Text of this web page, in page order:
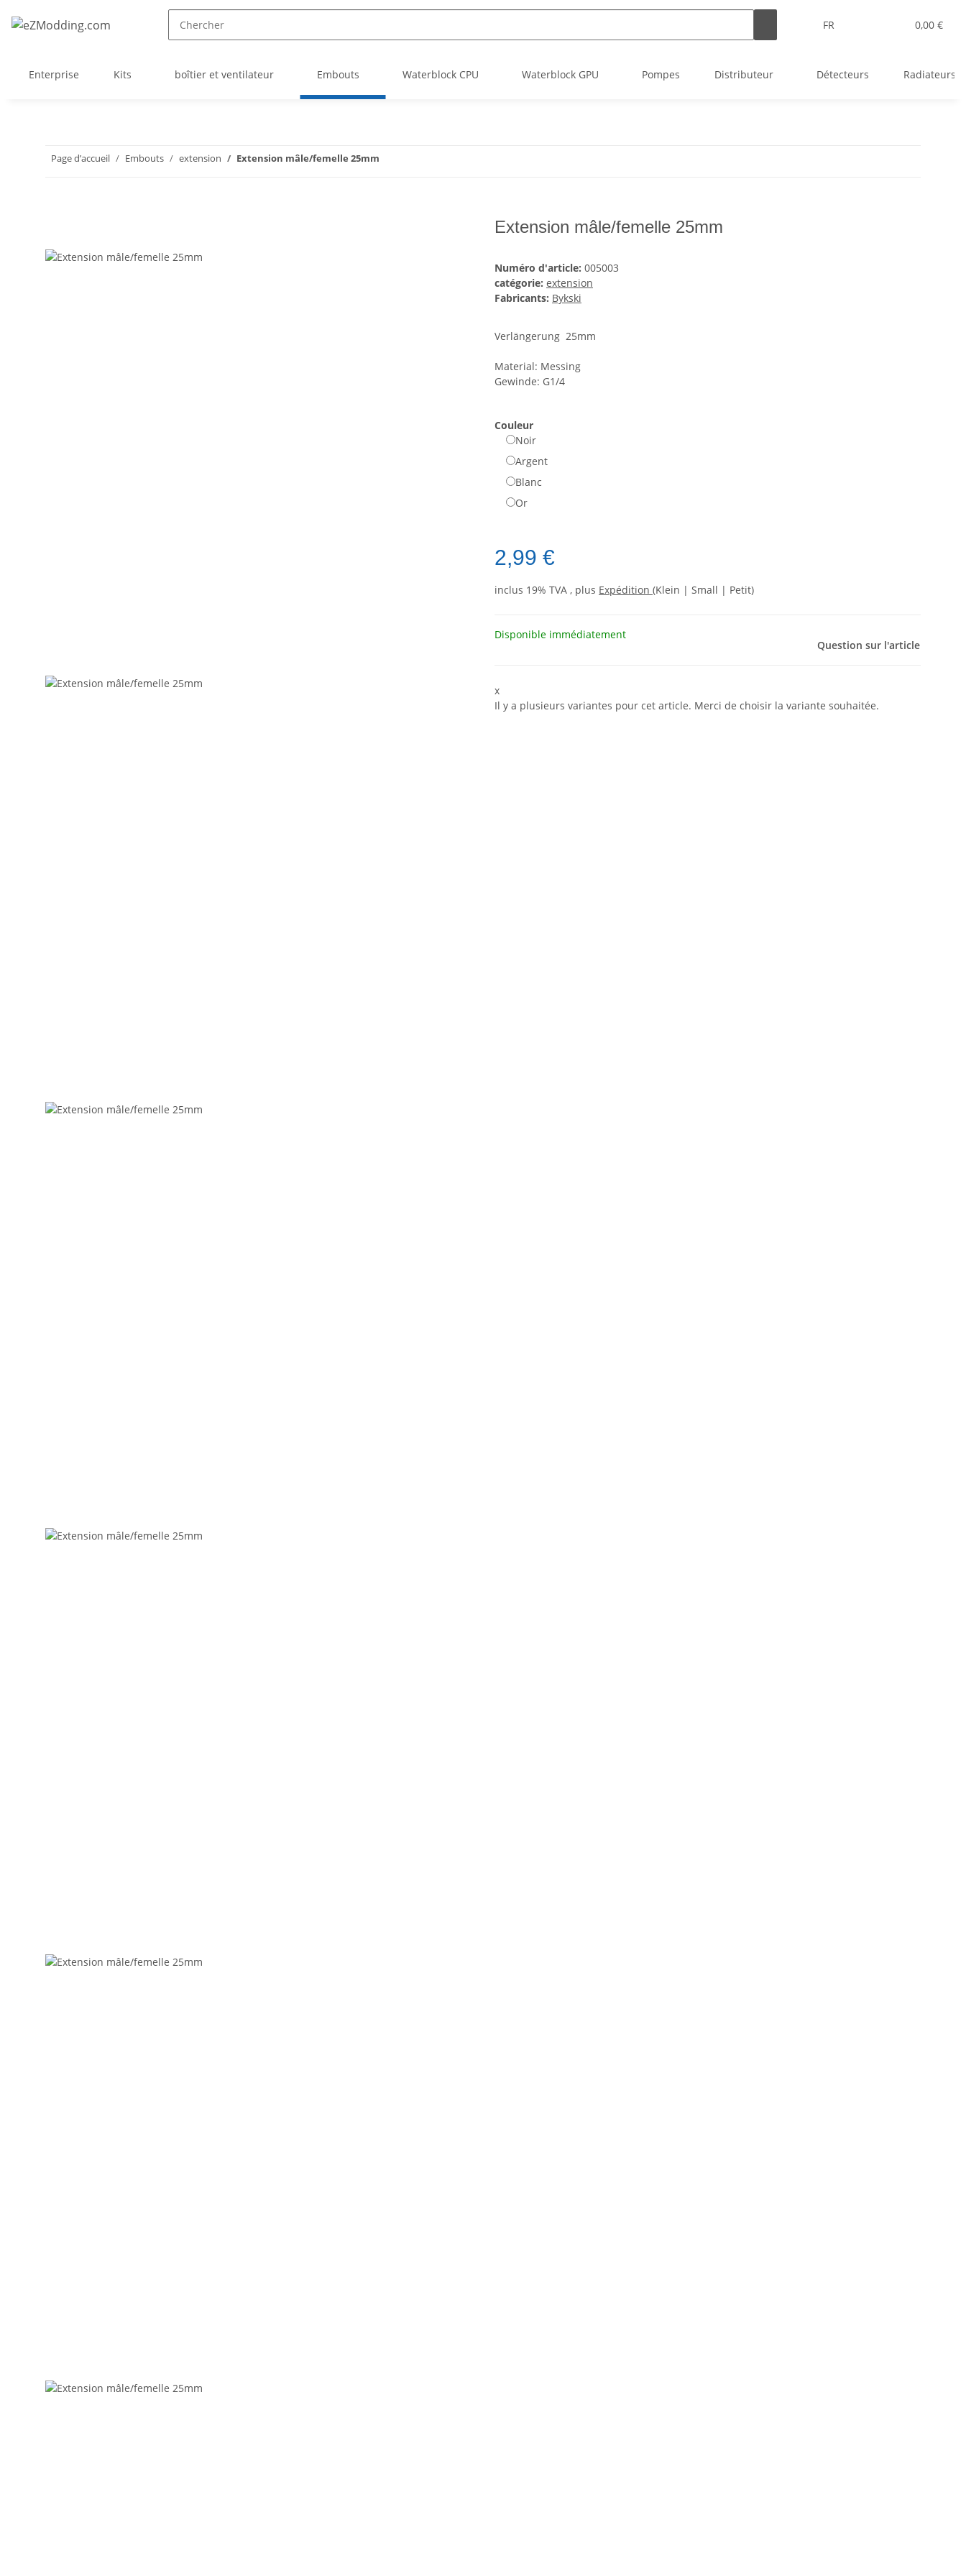
FR 0,00 €
Enterprise Kits boîtier et ventilateur Embouts Waterblock CPU Waterblock GPU Pompes Distributeur Détecteurs Radiateurs
Page d’accueil Embouts extension Extension mâle/femelle 25mm
Extension mâle/femelle 25mm
Numéro d'article: 005003
catégorie: extension
Fabricants: Bykski
Verlängerung 25mm
Material: Messing
Gewinde: G1/4
Couleur
Noir
Argent
Blanc
Or
2,99 €
inclus 19% TVA , plus Expédition (Klein | Small | Petit)
Disponible immédiatement
Question sur l'article
x
Il y a plusieurs variantes pour cet article. Merci de choisir la variante souhaitée.